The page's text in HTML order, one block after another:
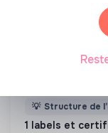
chargé·e
Depuis 30
où des milliers
jeunes.
💡 Structure de
1 labels et